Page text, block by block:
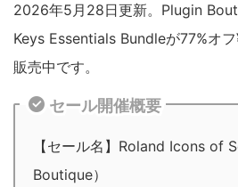
2026年5月28日更新。Plugin
Keys Essentials Bundleが77%オ
販売中です。
セール開催概要
【セール名】Roland Icons of
Boutique）